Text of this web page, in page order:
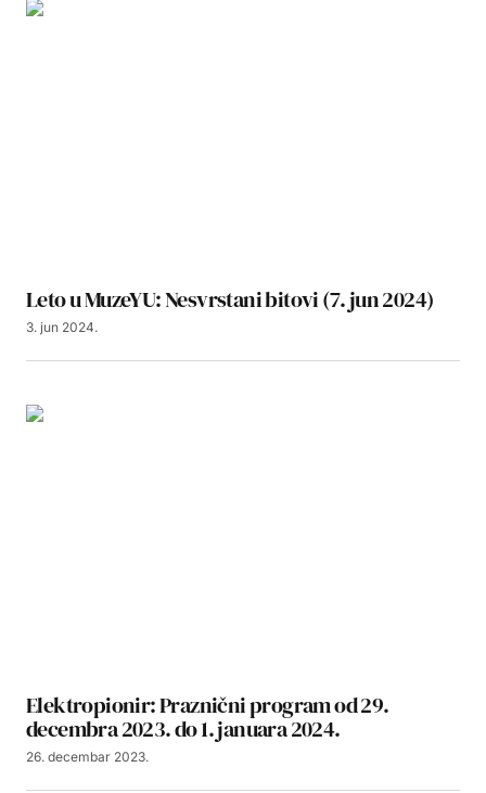
Leto u MuzeYU: Nesvrstani bitovi (7. jun 2024)
3. jun 2024.
Elektropionir: Praznični program od 29.
decembra 2023. do 1. januara 2024.
26. decembar 2023.